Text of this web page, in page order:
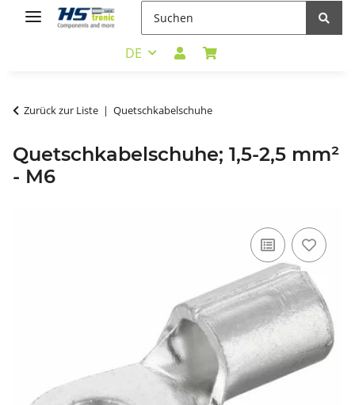
DE
Zurück zur Liste Quetschkabelschuhe
Quetschkabelschuhe; 1,5-2,5 mm²
- M6